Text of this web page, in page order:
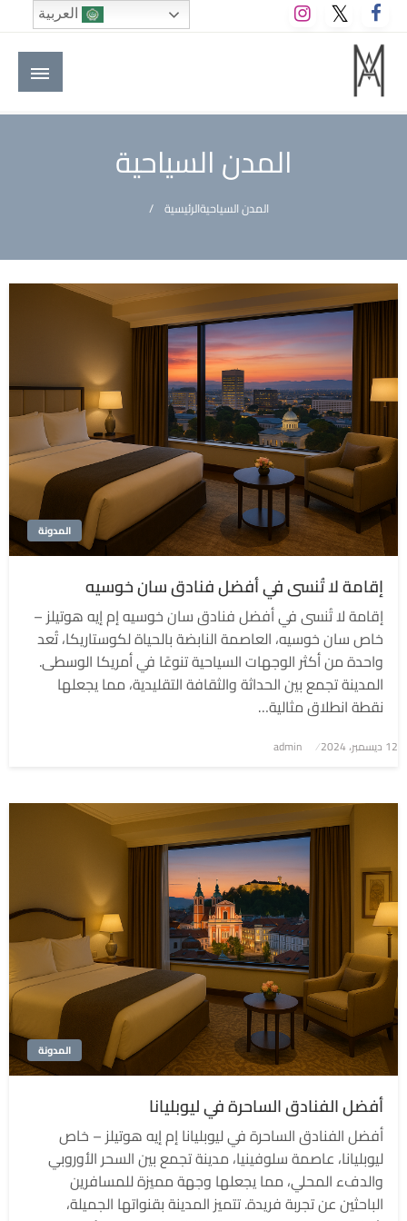
التخطي
إلى
المحتوى
M A hotels | إم ايه هوتيلز
الموقع الأول للعاملين في الفنادق في العالم العربي
المدن السياحية
الرئيسيةالمدن السياحية
المدونة
إقامة لا تُنسى في أفضل فنادق سان خوسيه
إقامة لا تُنسى في أفضل فنادق سان خوسيه إم إيه هوتيلز –
خاص سان خوسيه، العاصمة النابضة بالحياة لكوستاريكا، تُعد
واحدة من أكثر الوجهات السياحية تنوعًا في أمريكا الوسطى.
المدينة تجمع بين الحداثة والثقافة التقليدية، مما يجعلها
نقطة انطلاق مثالية…
نُشر
12 ديسمبر، 2024 admin
المدونة
أفضل الفنادق الساحرة في ليوبليانا
أفضل الفنادق الساحرة في ليوبليانا إم إيه هوتيلز – خاص
ليوبليانا، عاصمة سلوفينيا، مدينة تجمع بين السحر الأوروبي
والدفء المحلي، مما يجعلها وجهة مميزة للمسافرين
الباحثين عن تجربة فريدة. تتميز المدينة بقنواتها الجميلة،
العربية